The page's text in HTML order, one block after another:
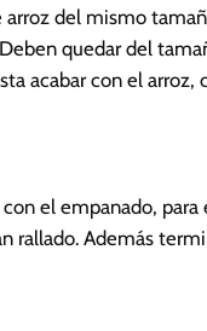
arroz del mismo
quedar del
acabar con el arroz,
el empanado,
rallado. Además